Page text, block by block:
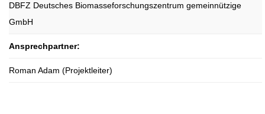
DBFZ Deutsches Biomasseforschungszentrum gemeinnützige
GmbH
Ansprechpartner:
Roman Adam (Projektleiter)